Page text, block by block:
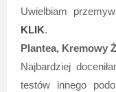
Uwielbiam
KLIK.
Plantea, Kremowy
Najbardziej
testów innego